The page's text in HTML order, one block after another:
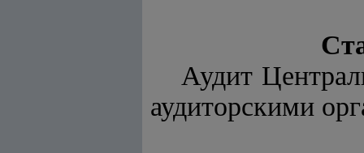
Аудит
аудиторскими